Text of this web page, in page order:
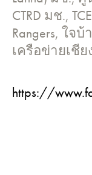
CTRD มช.,
Rangers, ใ
เครือข่ายเชี
https://